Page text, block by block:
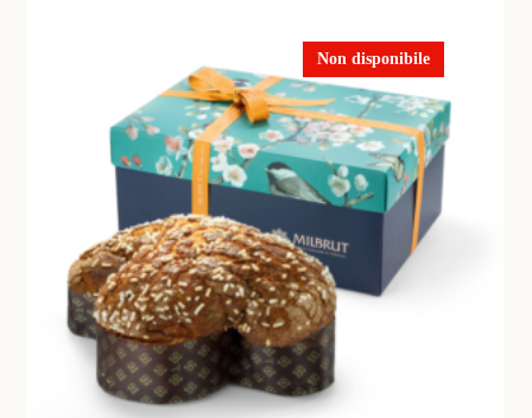
35,00 €
Non disponibile